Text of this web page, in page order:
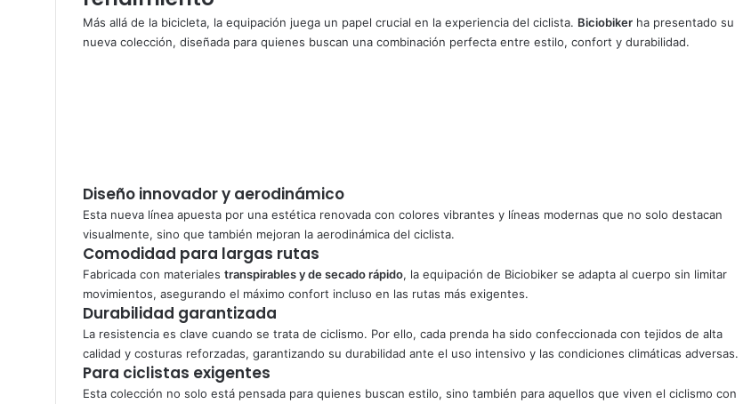
Más allá de la bicicleta, la equipación juega un papel crucial en la experiencia del ciclista. Biciobiker ha presentado su
nueva colección, diseñada para quienes buscan una combinación perfecta entre estilo, confort y durabilidad.
Diseño innovador y aerodinámico
Esta nueva línea apuesta por una estética renovada con colores vibrantes y líneas modernas que no solo destacan
visualmente, sino que también mejoran la aerodinámica del ciclista.
Comodidad para largas rutas
Fabricada con materiales transpirables y de secado rápido, la equipación de Biciobiker se adapta al cuerpo sin limitar
movimientos, asegurando el máximo confort incluso en las rutas más exigentes.
Durabilidad garantizada
La resistencia es clave cuando se trata de ciclismo. Por ello, cada prenda ha sido confeccionada con tejidos de alta
calidad y costuras reforzadas, garantizando su durabilidad ante el uso intensivo y las condiciones climáticas adversas.
Para ciclistas exigentes
Esta colección no solo está pensada para quienes buscan estilo, sino también para aquellos que viven el ciclismo con